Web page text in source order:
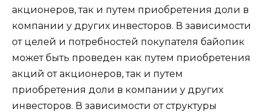
акционеров, так и путем приобретения доли в
компании у других инвесторов. В зависимости
от целей и потребностей покупателя байопик
может быть проведен как путем приобретения
акций от акционеров, так и путем
приобретения доли в компании у других
инвесторов. В зависимости от структуры